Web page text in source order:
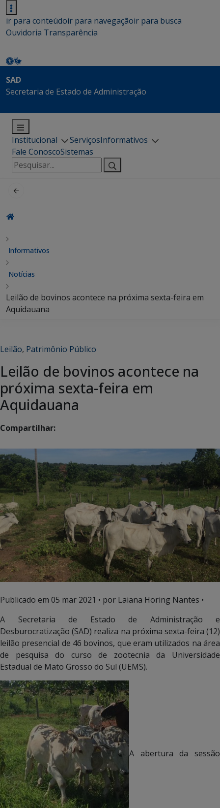
ir para conteúdoir para navegaçãoir para busca
Ouvidoria Transparência
SAD
Secretaria de Estado de Administração
Institucional ServiçosInformativos
Fale ConoscoSistemas
Pesquisar
por:
Informativos
Notícias
Leilão de bovinos acontece na próxima sexta-feira em
Aquidauana
Leilão, Patrimônio Público
Leilão de bovinos acontece na
próxima sexta-feira em
Aquidauana
Compartilhar:
Publicado em 05 mar 2021 • por Laiana Horing Nantes •
A Secretaria de Estado de Administração e
Desburocratização (SAD) realiza na próxima sexta-feira (12)
leilão presencial de 46 bovinos, que eram utilizados na área
de pesquisa do curso de zootecnia da Universidade
Estadual de Mato Grosso do Sul (UEMS).
A abertura da sessão